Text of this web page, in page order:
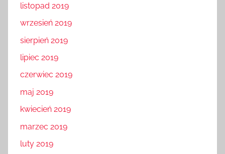
listopad 2019
wrzesień 2019
sierpień 2019
lipiec 2019
czerwiec 2019
maj 2019
kwiecień 2019
marzec 2019
luty 2019